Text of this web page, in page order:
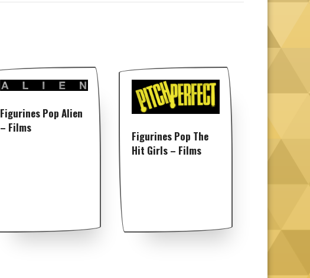
Figurines Pop Alien
– Films
Figurines Pop The
Hit Girls – Films